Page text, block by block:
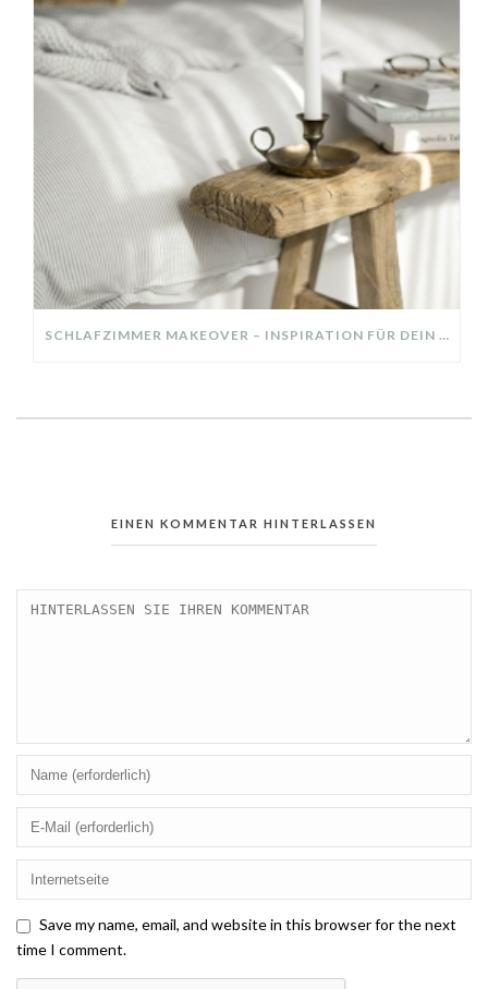
SCHLAFZIMMER MAKEOVER – INSPIRATION FÜR DEIN SCHLAFZIMMER: AUS ALT MACH NEU – HELL, GEMÜTLICH UND EINLADEND
EINEN KOMMENTAR HINTERLASSEN
Save my name, email, and website in this browser for the next
time I comment.